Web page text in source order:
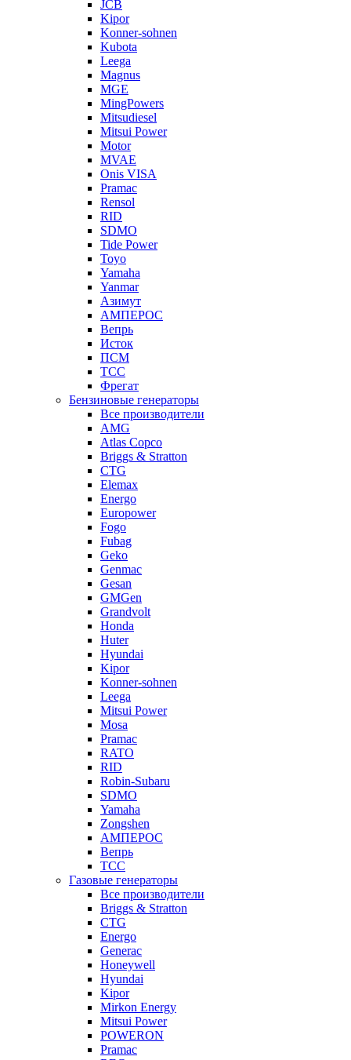
JCB
Kipor
Konner-sohnen
Kubota
Leega
Magnus
MGE
MingPowers
Mitsudiesel
Mitsui Power
Motor
MVAE
Onis VISA
Pramac
Rensol
RID
SDMO
Tide Power
Toyo
Yamaha
Yanmar
Азимут
АМПЕРОС
Вепрь
Исток
ПСМ
ТСС
Фрегат
Бензиновые генераторы
Все производители
AMG
Atlas Copco
Briggs & Stratton
CTG
Elemax
Energo
Europower
Fogo
Fubag
Geko
Genmac
Gesan
GMGen
Grandvolt
Honda
Huter
Hyundai
Kipor
Konner-sohnen
Leega
Mitsui Power
Mosa
Pramac
RATO
RID
Robin-Subaru
SDMO
Yamaha
Zongshen
АМПЕРОС
Вепрь
ТСС
Газовые генераторы
Все производители
Briggs & Stratton
CTG
Energo
Generac
Honeywell
Hyundai
Kipor
Mirkon Energy
Mitsui Power
POWERON
Pramac